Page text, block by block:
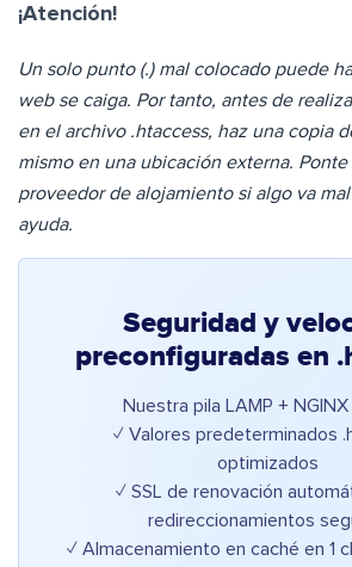
¡Atención!
Un solo punto (.) mal colocado puede
web se caiga. Por tanto, antes de
en el archivo .htaccess, haz una copia
mismo en una ubicación externa.
proveedor de alojamiento si algo va
ayuda.
Seguridad y
preconfiguradas en
Nuestra pila LAMP + NGINX
✓ Valores predeterminados
optimizados
✓ SSL de renovación
redireccionamientos
✓ Almacenamiento en caché en 1